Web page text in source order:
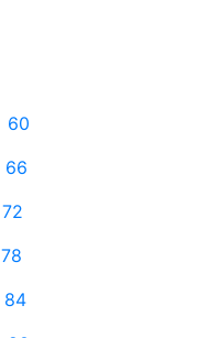
60
66
72
78
84